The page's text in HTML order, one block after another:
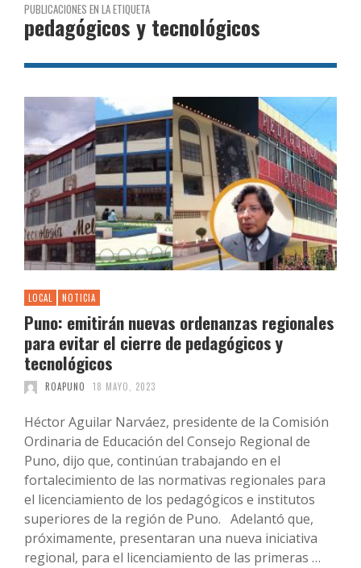
PUBLICACIONES EN LA ETIQUETA
pedagógicos y tecnológicos
LOCAL NOTICIA
Puno: emitirán nuevas ordenanzas regionales
para evitar el cierre de pedagógicos y
tecnológicos
ROAPUNO 18 MAYO, 2023
Héctor Aguilar Narváez, presidente de la Comisión
Ordinaria de Educación del Consejo Regional de
Puno, dijo que, continúan trabajando en el
fortalecimiento de las normativas regionales para
el licenciamiento de los pedagógicos e institutos
superiores de la región de Puno. Adelantó que,
próximamente, presentaran una nueva iniciativa
regional, para el licenciamiento de las primeras …